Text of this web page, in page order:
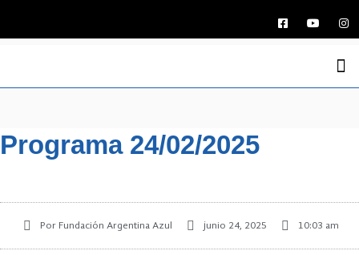
Programa 24/02/2025
PorFundación Argentina Azul junio 24, 2025 10:03 am